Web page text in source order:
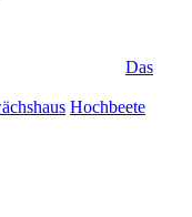
Das
Hochbeete